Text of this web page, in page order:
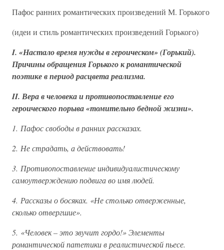
Пафос ранних романтических произведений М. Горького
(идеи и стиль романтических произведений Горького)
I. «Настало время нужды в героическом» (Горький).
Причины обращения Горького к романтической
поэтике в период расцвета реализма.
II. Вера в человека и противопоставление его
героического порыва «томительно бедной жизни».
1. Пафос свободы в ранних рассказах.
2. Не страдать, а действовать!
3. Противопоставление индивидуалистическому
самоутверждению подвига во имя людей.
4. Рассказы о босяках. «Не столько отверженные,
сколько отвергшие».
5. «Человек – это звучит гордо!» Элементы
романтической патетики в реалистической пьесе.